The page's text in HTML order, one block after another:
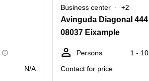
N/A
Business center +2
Avinguda Diagonal 444
08037 Eixample
Persons
1 - 10
Contact for price